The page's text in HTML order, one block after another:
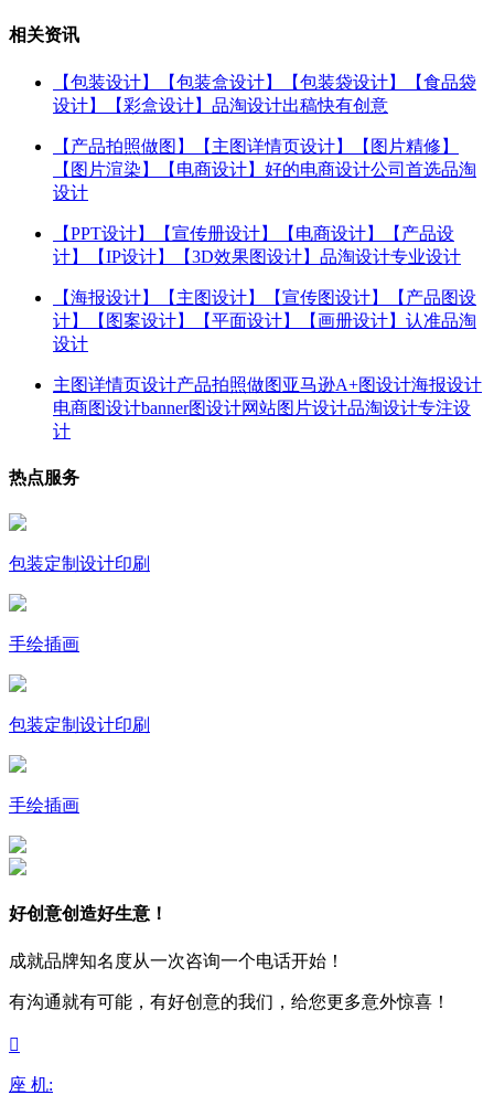
相关资讯
【包装设计】【包装盒设计】【包装袋设计】【食品袋
设计】【彩盒设计】品淘设计出稿快有创意
【产品拍照做图】【主图详情页设计】【图片精修】
【图片渲染】【电商设计】好的电商设计公司首选品淘
设计
【PPT设计】【宣传册设计】【电商设计】【产品设
计】【IP设计】【3D效果图设计】品淘设计专业设计
【海报设计】【主图设计】【宣传图设计】【产品图设
计】【图案设计】【平面设计】【画册设计】认准品淘
设计
主图详情页设计产品拍照做图亚马逊A+图设计海报设计
电商图设计banner图设计网站图片设计品淘设计专注设
计
热点服务
包装定制设计印刷
手绘插画
包装定制设计印刷
手绘插画
好创意创造好生意！
成就品牌知名度从一次咨询一个电话开始！
有沟通就有可能，有好创意的我们，给您更多意外惊喜！

座 机: